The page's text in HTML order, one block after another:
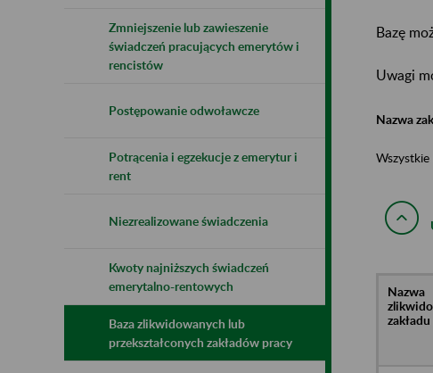
Zmniejszenie lub zawieszenie
świadczeń pracujących emerytów i
rencistów
Postępowanie odwoławcze
Potrącenia i egzekucje z emerytur i
rent
Niezrealizowane świadczenia
Kwoty najniższych świadczeń
emerytalno-rentowych
Baza zlikwidowanych lub
przekształconych zakładów pracy
Bazę
Uwagi
Nazwa
Wszystkie
Nazwa